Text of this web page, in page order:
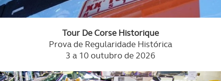
Tour De Corse Historique
Prova de Regularidade Histórica
3 a 10 outubro de 2026